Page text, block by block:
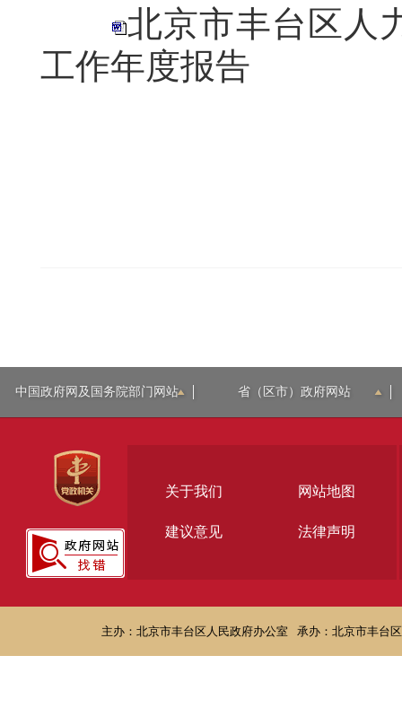
北京市丰台区人
工作年度报告
中国政府网及国务院部门网站 省（区市）政府网站
关于我们 网站地图
建议意见 法律声明
主办：北京市丰台区人民政府办公室 承办：北京市丰台